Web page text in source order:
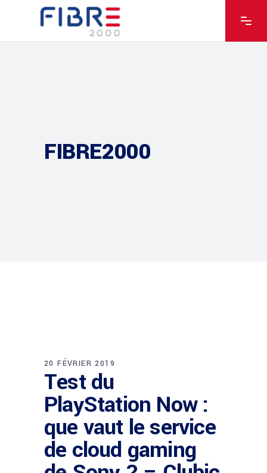
FIBRE2000
20 FÉVRIER 2019
Test du
PlayStation Now :
que vaut le service
de cloud gaming